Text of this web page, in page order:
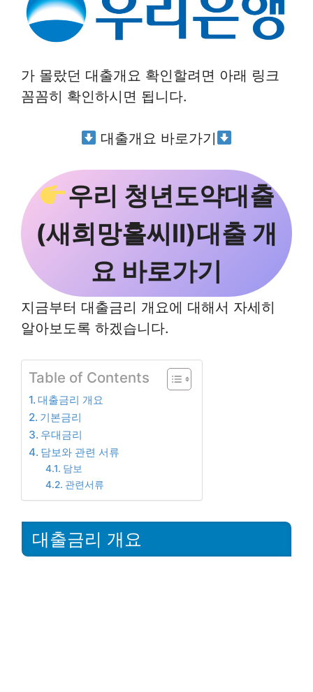
가 몰랐던 대출개요 확인할려면 아래 링크
꼼꼼히 확인하시면 됩니다.
대출개요 바로가기
우리 청년도약대출
(새희망홀씨Ⅱ)대출 개
요 바로가기
지금부터 대출금리 개요에 대해서 자세히
알아보도록 하겠습니다.
Table of Contents
대출금리 개요
기본금리
우대금리
담보와 관련 서류
담보
관련서류
대출금리 개요